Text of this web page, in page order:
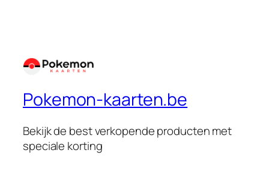
Pokemon-kaarten.be
Bekijk de best verkopende producten met
speciale korting